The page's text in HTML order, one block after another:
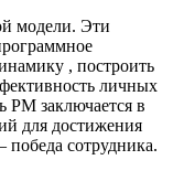
модели. Эти
, построить
личных
заключается в
для достижения
победа сотрудника.